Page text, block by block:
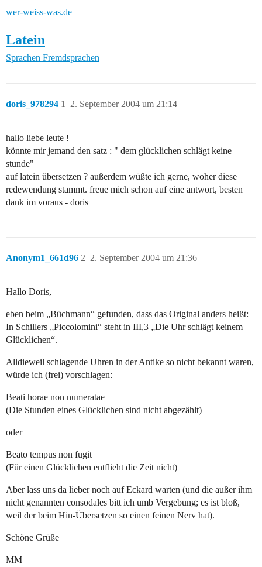
wer-weiss-was.de
Latein
Sprachen Fremdsprachen
doris_978294 2. September 2004 um 21:14
1
hallo liebe leute !
könnte mir jemand den satz : " dem glücklichen schlägt keine
stunde"
auf latein übersetzen ? außerdem wüßte ich gerne, woher diese
redewendung stammt. freue mich schon auf eine antwort, besten
dank im voraus - doris
Anonym1_661d96 2. September 2004 um 21:36
2
Hallo Doris,
eben beim „Büchmann“ gefunden, dass das Original anders heißt:
In Schillers „Piccolomini“ steht in III,3 „Die Uhr schlägt keinem
Glücklichen“.
Alldieweil schlagende Uhren in der Antike so nicht bekannt waren,
würde ich (frei) vorschlagen:
Beati horae non numeratae
(Die Stunden eines Glücklichen sind nicht abgezählt)
oder
Beato tempus non fugit
(Für einen Glücklichen entflieht die Zeit nicht)
Aber lass uns da lieber noch auf Eckard warten (und die außer ihm
nicht genannten consodales bitt ich umb Vergebung; es ist bloß,
weil der beim Hin-Übersetzen so einen feinen Nerv hat).
Schöne Grüße
MM